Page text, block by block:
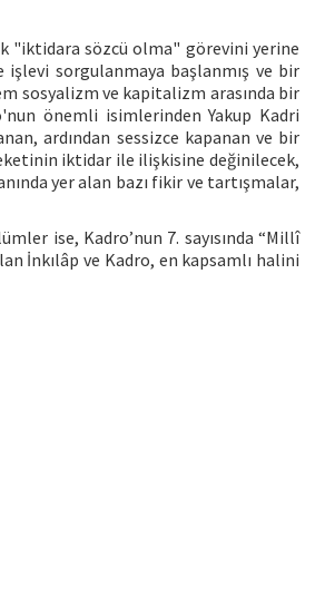
"iktidara sözcü olma" görevini yerine
işlevi sorgulanmaya başlanmış ve bir
sosyalizm ve kapitalizm arasında bir
önemli isimlerinden Yakup Kadri
ardından sessizce kapanan ve bir
iktidar ile ilişkisine değinilecek,
yer alan bazı fikir ve tartışmalar,
ise, Kadro’nun 7. sayısında “Millî
İnkılâp ve Kadro, en kapsamlı halini